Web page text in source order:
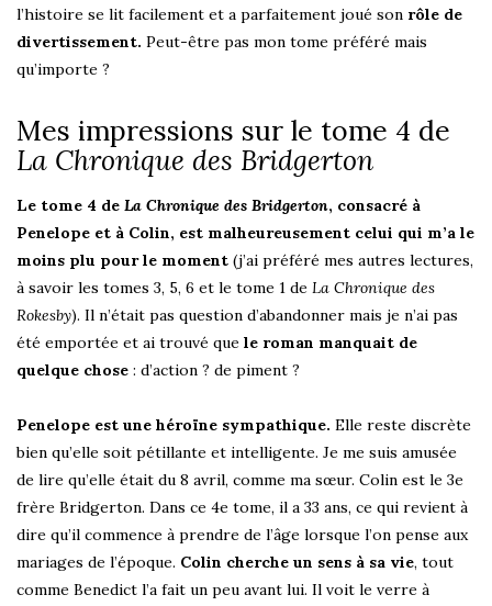
l’histoire se lit facilement et a parfaitement joué son rôle de
divertissement. Peut-être pas mon tome préféré mais
qu’importe ?
Mes impressions sur le tome 4 de
La Chronique des Bridgerton
Le tome 4 de La Chronique des Bridgerton, consacré à
Penelope et à Colin, est malheureusement celui qui m’a le
moins plu pour le moment (j’ai préféré mes autres lectures,
à savoir les tomes 3, 5, 6 et le tome 1 de La Chronique des
Rokesby). Il n’était pas question d’abandonner mais je n’ai pas
été emportée et ai trouvé que le roman manquait de
quelque chose : d’action ? de piment ?
Penelope est une héroïne sympathique. Elle reste discrète
bien qu’elle soit pétillante et intelligente. Je me suis amusée
de lire qu’elle était du 8 avril, comme ma sœur. Colin est le 3e
frère Bridgerton. Dans ce 4e tome, il a 33 ans, ce qui revient à
dire qu’il commence à prendre de l’âge lorsque l’on pense aux
mariages de l’époque. Colin cherche un sens à sa vie, tout
comme Benedict l’a fait un peu avant lui. Il voit le verre à